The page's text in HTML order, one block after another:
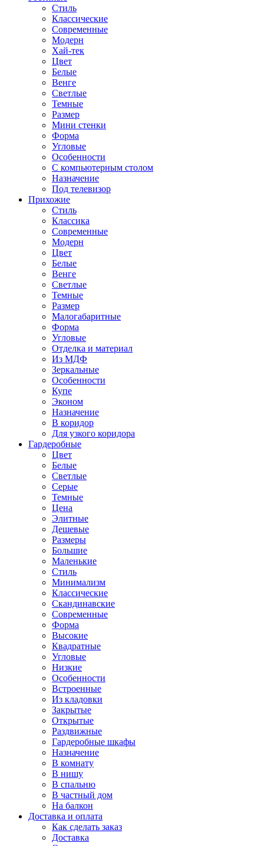
Стиль
Классические
Современные
Модерн
Хай-тек
Цвет
Белые
Венге
Светлые
Темные
Размер
Мини стенки
Форма
Угловые
Особенности
С компьютерным столом
Назначение
Под телевизор
Прихожие
Стиль
Классика
Современные
Модерн
Цвет
Белые
Венге
Светлые
Темные
Размер
Малогабаритные
Форма
Угловые
Отделка и материал
Из МДФ
Зеркальные
Особенности
Купе
Эконом
Назначение
В коридор
Для узкого коридора
Гардеробные
Цвет
Белые
Светлые
Серые
Темные
Цена
Элитные
Дешевые
Размеры
Большие
Маленькие
Стиль
Минимализм
Классические
Скандинавские
Современные
Форма
Высокие
Квадратные
Угловые
Низкие
Особенности
Встроенные
Из кладовки
Закрытые
Открытые
Раздвижные
Гардеробные шкафы
Назначение
В комнату
В нишу
В спальню
В частный дом
На балкон
Доставка и оплата
Как сделать заказ
Доставка